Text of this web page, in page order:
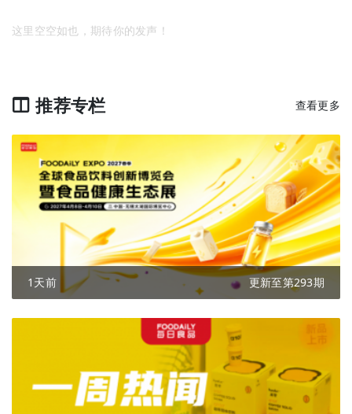
这里空空如也，期待你的发声！
推荐专栏 查看更多
1天前 更新至第293期